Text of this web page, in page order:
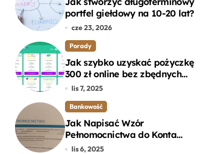
portfel giełdowy na 10-20 lat?
cze 23, 2026
Porady
Jak szybko uzyskać pożyczkę
300 zł online bez zbędnych
formalności?
lis 7, 2025
Bankowość
Jak Napisać Wzór
Pełnomocnictwa do Konta
Bankowego – Praktyczny
lis 6, 2025